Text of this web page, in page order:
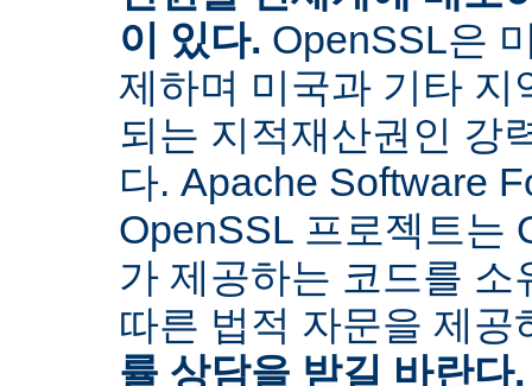
이 있다. OpenSSL은
제하며 미국과 기타 지
되는 지적재산권인 강
다. Apache Software
OpenSSL 프로젝트는
가 제공하는 코드를 소
따른 법적 자문을 제
률 상담을 받길 바란다